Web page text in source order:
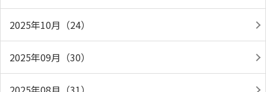
2025年10月（24）
2025年09月（30）